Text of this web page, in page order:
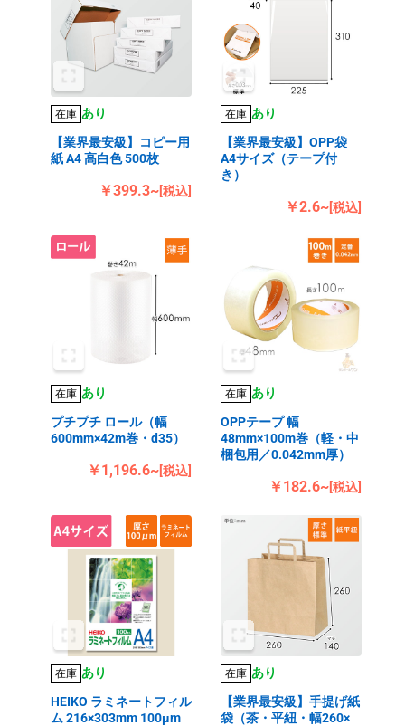
在庫 あり
【業界最安級】コピー用
紙 A4 高白色 500枚
￥399.3~[税込]
在庫 あり
【業界最安級】OPP袋
A4サイズ（テープ付
き）
￥2.6~[税込]
在庫 あり
プチプチ ロール（幅
600mm×42m巻・d35）
￥1,196.6~[税込]
在庫 あり
OPPテープ 幅
48mm×100m巻（軽・中
梱包用／0.042mm厚）
￥182.6~[税込]
在庫 あり
HEIKO ラミネートフィル
ム 216×303mm 100μm
在庫 あり
【業界最安級】手提げ紙
袋（茶・平紐・幅260×